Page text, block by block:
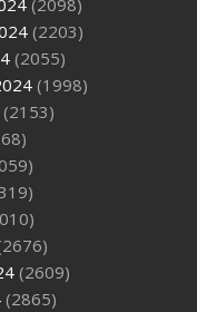
(2098)
(2203)
(2055)
(1998)
(2153)
(2609)
(2865)